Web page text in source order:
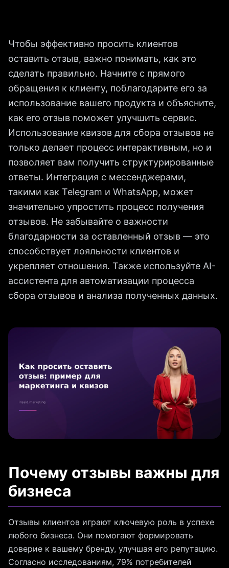
Чтобы эффективно просить клиентов
оставить отзыв, важно понимать, как это
сделать правильно. Начните с прямого
обращения к клиенту, поблагодарите его за
использование вашего продукта и объясните,
как его отзыв поможет улучшить сервис.
Использование квизов для сбора отзывов не
только делает процесс интерактивным, но и
позволяет вам получить структурированные
ответы. Интеграция с мессенджерами,
такими как Telegram и WhatsApp, может
значительно упростить процесс получения
отзывов. Не забывайте о важности
благодарности за оставленный отзыв — это
способствует лояльности клиентов и
укрепляет отношения. Также используйте AI-
ассистента для автоматизации процесса
сбора отзывов и анализа полученных данных.
Почему отзывы важны для
бизнеса
Отзывы клиентов играют ключевую роль в успехе
любого бизнеса. Они помогают формировать
доверие к вашему бренду, улучшая его репутацию.
Согласно исследованиям, 79% потребителей